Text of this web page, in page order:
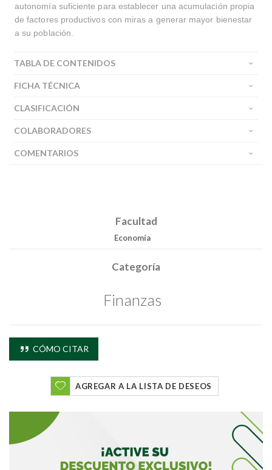
autonomía suficiente para establecer una acumulación propia
de factores productivos con miras a generar mayor bienestar
a su población.
TABLA DE CONTENIDOS
FICHA TÉCNICA
CLASIFICACIÓN
COLABORADORES
COMENTARIOS
Facultad
Economía
Categoría
Finanzas
CÓMO CITAR
AGREGAR A LA LISTA DE DESEOS